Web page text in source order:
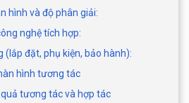
hình và độ phân giải:
nghệ tích hợp:
(lắp đặt, phụ kiện, bảo hành):
hình tương tác
quả tương tác và hợp tác